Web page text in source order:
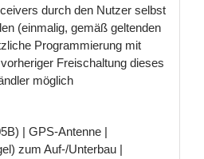
durch den Nutzer selbst
(einmalig, gemäß geltenden
Programmierung mit
Freischaltung dieses
möglich
| GPS-Antenne |
zum Auf-/Unterbau |